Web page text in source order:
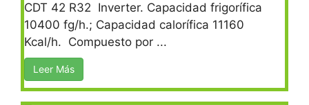
CDT 42 R32 Inverter. Capacidad frigorífica
10400 fg/h.; Capacidad calorífica 11160
Kcal/h. Compuesto por ...
Leer Más